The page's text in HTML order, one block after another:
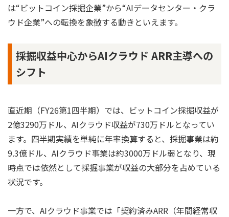
は“ビットコイン採掘企業”から“AIデータセンター・クラ
ウド企業”への転換を象徴する動きといえます。
採掘収益中心からAIクラウド ARR主導への
シフト
直近期（FY26第1四半期）では、ビットコイン採掘収益が
2億3290万ドル、AIクラウド収益が730万ドルとなってい
ます。四半期実績を単純に年率換算すると、採掘事業は約
9.3億ドル、AIクラウド事業は約3000万ドル弱となり、現
時点では依然として採掘事業が収益の大部分を占めている
状況です。
一方で、AIクラウド事業では「契約済みARR（年間経常収